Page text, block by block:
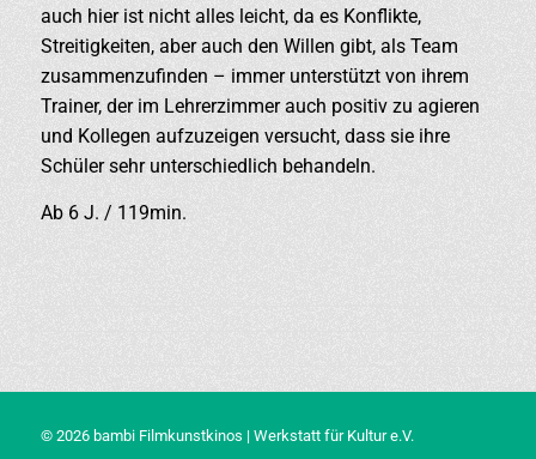
auch hier ist nicht alles leicht, da es Konflikte,
Streitigkeiten, aber auch den Willen gibt, als Team
zusammenzufinden – immer unterstützt von ihrem
Trainer, der im Lehrerzimmer auch positiv zu agieren
und Kollegen aufzuzeigen versucht, dass sie ihre
Schüler sehr unterschiedlich behandeln.
Ab 6 J. / 119min.
© 2026 bambi Filmkunstkinos | Werkstatt für Kultur e.V.